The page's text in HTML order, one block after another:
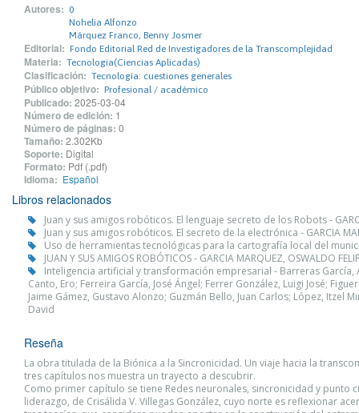
Autores: 0
Nohelia Alfonzo
Márquez Franco, Benny Josmer
Editorial: Fondo Editorial Red de Investigadores de la Transcomplejidad
Materia: Tecnologia(Ciencias Aplicadas)
Clasificación: Tecnología: cuestiones generales
Público objetivo: Profesional / académico
Publicado: 2025-03-04
Número de edición: 1
Número de páginas: 0
Tamaño: 2.302Kb
Soporte: Digital
Formato: Pdf (.pdf)
Idioma: Español
Libros relacionados
Juan y sus amigos robóticos. El lenguaje secreto de los Robots -
Juan y sus amigos robóticos. El secreto de la electrónica - GARCIA
Uso de herramientas tecnológicas para la cartografía local del
JUAN Y SUS AMIGOS ROBÓTICOS - GARCIA MARQUEZ, OSWALDO
Inteligencia artificial y transformación empresarial - Barreras
Canto, Ero; Ferreira García, José Ángel; Ferrer González, Luigi José;
Jaime Gámez, Gustavo Alonzo; Guzmán Bello, Juan Carlos; López, Itzel
David
Reseña
La obra titulada de la Biónica a la Sincronicidad. Un viaje hacia la
tres capítulos nos muestra un trayecto a descubrir.
Como primer capítulo se tiene Redes neuronales, sincronicidad y punto
liderazgo, de Crisálida V. Villegas González, cuyo norte es reflexionar